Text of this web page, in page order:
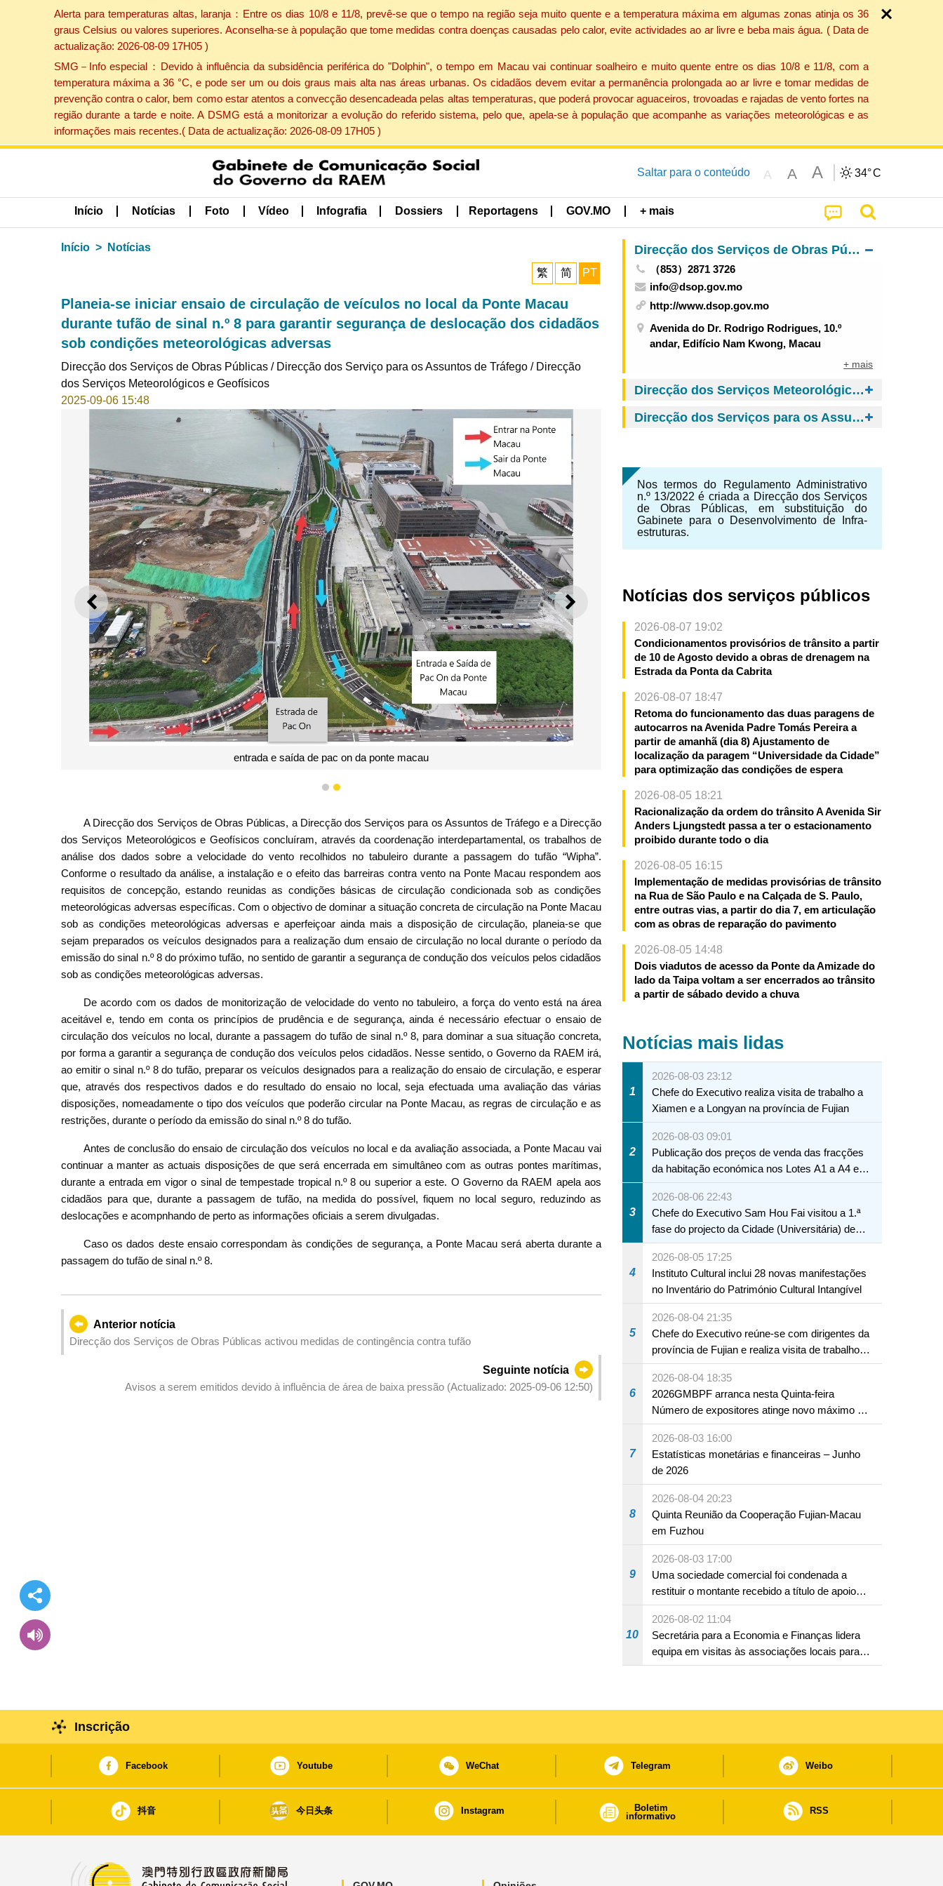
Alerta para temperaturas altas, laranja：Entre os dias 10/8 e 11/8, prevê-se que o tempo na região seja muito quente e a temperatura máxima em algumas zonas atinja os 36
graus Celsius ou valores superiores. Aconselha-se à população que tome medidas contra doenças causadas pelo calor, evite actividades ao ar livre e beba mais água. ( Data de
actualização: 2026-08-09 17H05 )
SMG－Info especial：Devido à influência da subsidência periférica do "Dolphin", o tempo em Macau vai continuar soalheiro e muito quente entre os dias 10/8 e 11/8, com a
temperatura máxima a 36 °C, e pode ser um ou dois graus mais alta nas áreas urbanas. Os cidadãos devem evitar a permanência prolongada ao ar livre e tomar medidas de
prevenção contra o calor, bem como estar atentos a convecção desencadeada pelas altas temperaturas, que poderá provocar aguaceiros, trovoadas e rajadas de vento fortes na
região durante a tarde e noite. A DSMG está a monitorizar a evolução do referido sistema, pelo que, apela-se à população que acompanhe as variações meteorológicas e as
informações mais recentes.( Data de actualização: 2026-08-09 17H05 )
Saltar para o conteúdo A A A 34°C
Início Notícias Foto Vídeo Infografia Dossiers Reportagens GOV.MO + mais
Início Notícias
繁 简 PT
Planeia-se iniciar ensaio de circulação de veículos no local da Ponte Macau
durante tufão de sinal n.º 8 para garantir segurança de deslocação dos cidadãos
sob condições meteorológicas adversas
Direcção dos Serviços de Obras Públicas / Direcção dos Serviço para os Assuntos de Tráfego / Direcção
dos Serviços Meteorológicos e Geofísicos
2025-09-06 15:48
ANTERIOR SEGUINTE
entrada e saída de pac on da ponte macau
1 2
A Direcção dos Serviços de Obras Públicas, a Direcção dos Serviços para os Assuntos de Tráfego e a Direcção
dos Serviços Meteorológicos e Geofísicos concluíram, através da coordenação interdepartamental, os trabalhos de
análise dos dados sobre a velocidade do vento recolhidos no tabuleiro durante a passagem do tufão “Wipha”.
Conforme o resultado da análise, a instalação e o efeito das barreiras contra vento na Ponte Macau respondem aos
requisitos de concepção, estando reunidas as condições básicas de circulação condicionada sob as condições
meteorológicas adversas específicas. Com o objectivo de dominar a situação concreta de circulação na Ponte Macau
sob as condições meteorológicas adversas e aperfeiçoar ainda mais a disposição de circulação, planeia-se que
sejam preparados os veículos designados para a realização dum ensaio de circulação no local durante o período da
emissão do sinal n.º 8 do próximo tufão, no sentido de garantir a segurança de condução dos veículos pelos cidadãos
sob as condições meteorológicas adversas.
De acordo com os dados de monitorização de velocidade do vento no tabuleiro, a força do vento está na área
aceitável e, tendo em conta os princípios de prudência e de segurança, ainda é necessário efectuar o ensaio de
circulação dos veículos no local, durante a passagem do tufão de sinal n.º 8, para dominar a sua situação concreta,
por forma a garantir a segurança de condução dos veículos pelos cidadãos. Nesse sentido, o Governo da RAEM irá,
ao emitir o sinal n.º 8 do tufão, preparar os veículos designados para a realização do ensaio de circulação, e esperar
que, através dos respectivos dados e do resultado do ensaio no local, seja efectuada uma avaliação das várias
disposições, nomeadamente o tipo dos veículos que poderão circular na Ponte Macau, as regras de circulação e as
restrições, durante o período da emissão do sinal n.º 8 do tufão.
Antes de conclusão do ensaio de circulação dos veículos no local e da avaliação associada, a Ponte Macau vai
continuar a manter as actuais disposições de que será encerrada em simultâneo com as outras pontes marítimas,
durante a entrada em vigor o sinal de tempestade tropical n.º 8 ou superior a este. O Governo da RAEM apela aos
cidadãos para que, durante a passagem de tufão, na medida do possível, fiquem no local seguro, reduzindo as
deslocações e acompnhando de perto as informações oficiais a serem divulgadas.
Caso os dados deste ensaio correspondam às condições de segurança, a Ponte Macau será aberta durante a
passagem do tufão de sinal n.º 8.
Anterior notícia
Direcção dos Serviços de Obras Públicas activou medidas de contingência contra tufão
Seguinte notícia
Avisos a serem emitidos devido à influência de área de baixa pressão (Actualizado: 2025-09-06 12:50)
Direcção dos Serviços de Obras Públicas
（853）2871 3726
info@dsop.gov.mo
http://www.dsop.gov.mo
Avenida do Dr. Rodrigo Rodrigues, 10.º
andar, Edifício Nam Kwong, Macau
+ mais
Direcção dos Serviços Meteorológicos e Geofísicos
Direcção dos Serviços para os Assuntos de Tráfego
Nos termos do Regulamento Administrativo
n.º 13/2022 é criada a Direcção dos Serviços
de Obras Públicas, em substituição do
Gabinete para o Desenvolvimento de Infra-
estruturas.
Notícias dos serviços públicos
2026-08-07 19:02
Condicionamentos provisórios de trânsito a partir
de 10 de Agosto devido a obras de drenagem na
Estrada da Ponta da Cabrita
2026-08-07 18:47
Retoma do funcionamento das duas paragens de
autocarros na Avenida Padre Tomás Pereira a
partir de amanhã (dia 8) Ajustamento de
localização da paragem “Universidade da Cidade”
para optimização das condições de espera
2026-08-05 18:21
Racionalização da ordem do trânsito A Avenida Sir
Anders Ljungstedt passa a ter o estacionamento
proibido durante todo o dia
2026-08-05 16:15
Implementação de medidas provisórias de trânsito
na Rua de São Paulo e na Calçada de S. Paulo,
entre outras vias, a partir do dia 7, em articulação
com as obras de reparação do pavimento
2026-08-05 14:48
Dois viadutos de acesso da Ponte da Amizade do
lado da Taipa voltam a ser encerrados ao trânsito
a partir de sábado devido a chuva
Notícias mais lidas
1
2026-08-03 23:12
Chefe do Executivo realiza visita de trabalho a
Xiamen e a Longyan na província de Fujian
2
2026-08-03 09:01
Publicação dos preços de venda das fracções
da habitação económica nos Lotes A1 a A4 e
A12 da Zona A dos Novos Aterros
3
2026-08-06 22:43
Chefe do Executivo Sam Hou Fai visitou a 1.ª
fase do projecto da Cidade (Universitária) de
Educação Internacional de Macau e Hengqin
4
2026-08-05 17:25
Instituto Cultural inclui 28 novas manifestações
no Inventário do Património Cultural Intangível
5
2026-08-04 21:35
Chefe do Executivo reúne-se com dirigentes da
província de Fujian e realiza visita de trabalho
em Fuzhou
6
2026-08-04 18:35
2026GMBPF arranca nesta Quinta-feira
Número de expositores atinge novo máximo em
18 anos
7
2026-08-03 16:00
Estatísticas monetárias e financeiras – Junho
de 2026
8
2026-08-04 20:23
Quinta Reunião da Cooperação Fujian-Macau
em Fuzhou
9
2026-08-03 17:00
Uma sociedade comercial foi condenada a
restituir o montante recebido a título de apoio
pecuniário para combater a epidemia de 2022,
por não ter sido provado que reunia os
requisitos para a sua atribuição
10
2026-08-02 11:04
Secretária para a Economia e Finanças lidera
equipa em visitas às associações locais para
consolidar consensos e promover os trabalhos
Inscrição
Facebook Youtube WeChat Telegram Weibo
抖音 今日头条 Instagram
Boletim
informativo
RSS